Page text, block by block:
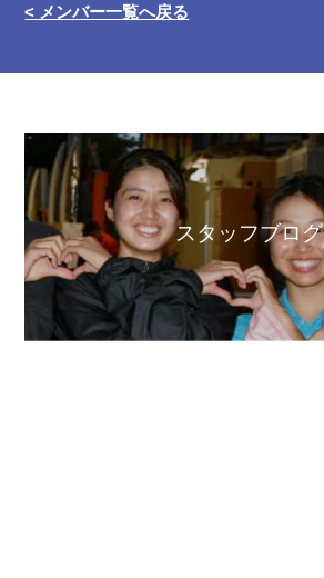
< メンバー一覧へ戻る
スタッフブログ